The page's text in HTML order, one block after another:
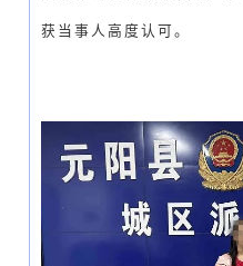
获当事人高度认可。